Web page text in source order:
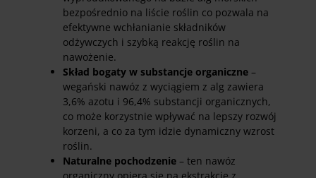
bezpośrednio na liście roślin co pozwala na
efektywne wchłanianie składników
odżywczych i szybką reakcję roślin na
nawożenie.
Skład bogaty w substancje organiczne –
wegański nawóz z wyciągiem z alg zawiera
3,6% azotu i 96,4% substancji organicznych,
co może korzystnie wpływać na lepszy rozwój
korzeni, a co za tym idzie dynamiczny wzrost
roślin.
Naturalne pochodzenie – ten nawóz